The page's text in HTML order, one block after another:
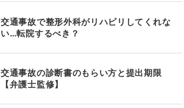
交通事故で整形外科がリハビリしてくれな
い…転院するべき？
交通事故の診断書のもらい方と提出期限
【弁護士監修】